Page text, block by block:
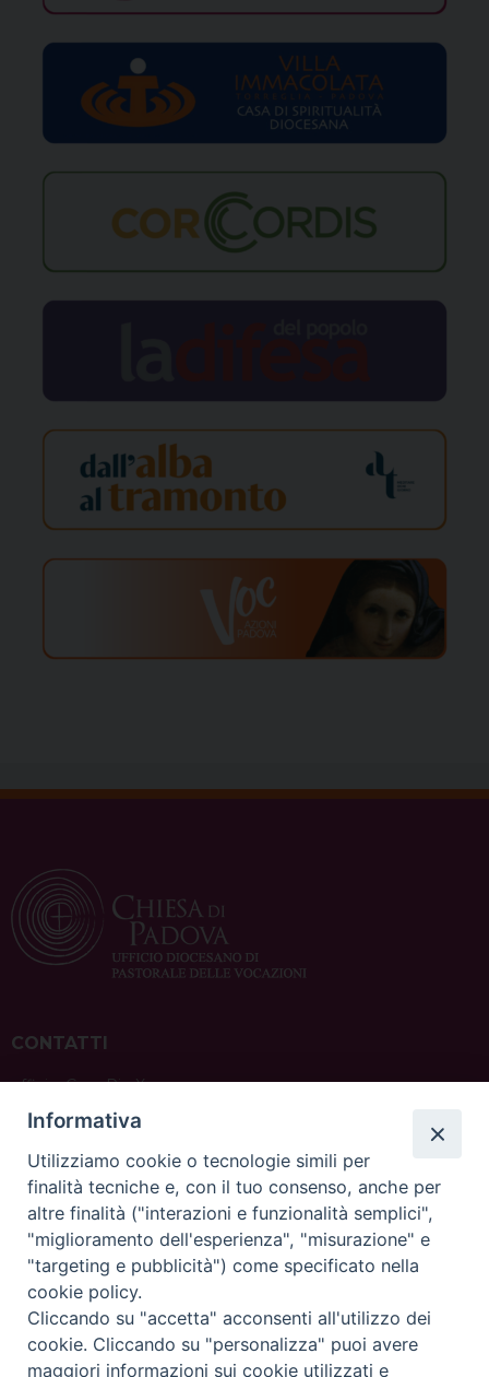
CONTATTI
ufficio: Casa Pio X
via Bonporti, 20 – 35141 Padova
tel: +39 351 619 2354
e mail:ufficiovocazionipadova@gmail.com
sede: Casa Sant'Andrea
via Valmarana, 20 – 35133 Padova
instagram:@casasantandreapadova
e mail:casasantandreapadova@gmail.com
Informativa
Utilizziamo cookie o tecnologie simili per
finalità tecniche e, con il tuo consenso, anche per
altre finalità ("interazioni e funzionalità semplici",
"miglioramento dell'esperienza", "misurazione" e
"targeting e pubblicità") come specificato nella
cookie policy.
Cliccando su "accetta" acconsenti all'utilizzo dei
cookie. Cliccando su "personalizza" puoi avere
maggiori informazioni sui cookie utilizzati e